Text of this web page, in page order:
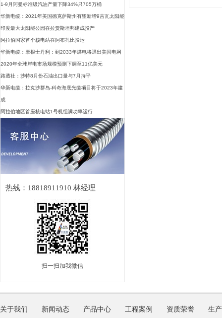
1-9月阿曼标准级汽油产量下降34%只705万桶
华新电缆：2021年美国德克萨斯州有望新增9吉瓦太阳能
印度最大太阳能公园在拉贾斯坦邦建成投产
阿拉伯国家首个核电站在阿布扎比投运
华新电缆：摩根士丹利：到2033年煤电将退出美国电网
2020年全球岸电市场规模预测下调至11亿美元
路透社：沙特8月份石油出口量与7月持平
华新电缆：拉克沙群岛-科奇海底光缆项目将于2023年建
成
阿拉伯地区首座核电站1号机组满功率运行
热线：18818911910 林经理
扫一扫加我微信
关于我们 新闻动态 产品中心 工程案例 资质荣誉 生